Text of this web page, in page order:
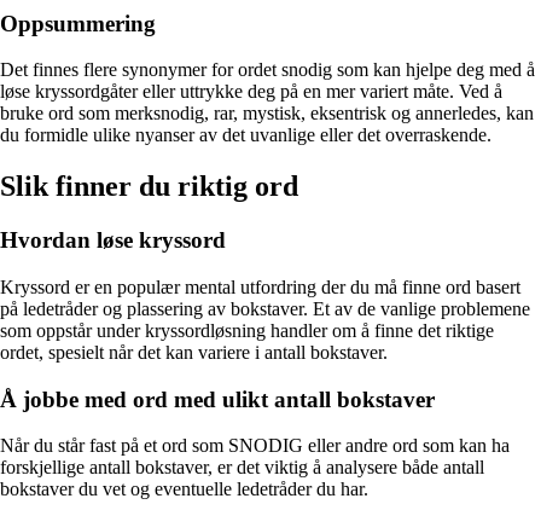
Oppsummering
Det finnes flere synonymer for ordet snodig som kan hjelpe deg med å
løse kryssordgåter eller uttrykke deg på en mer variert måte. Ved å
bruke ord som merksnodig, rar, mystisk, eksentrisk og annerledes, kan
du formidle ulike nyanser av det uvanlige eller det overraskende.
Slik finner du riktig ord
Hvordan løse kryssord
Kryssord er en populær mental utfordring der du må finne ord basert
på ledetråder og plassering av bokstaver. Et av de vanlige problemene
som oppstår under kryssordløsning handler om å finne det riktige
ordet, spesielt når det kan variere i antall bokstaver.
Å jobbe med ord med ulikt antall bokstaver
Når du står fast på et ord som SNODIG eller andre ord som kan ha
forskjellige antall bokstaver, er det viktig å analysere både antall
bokstaver du vet og eventuelle ledetråder du har.